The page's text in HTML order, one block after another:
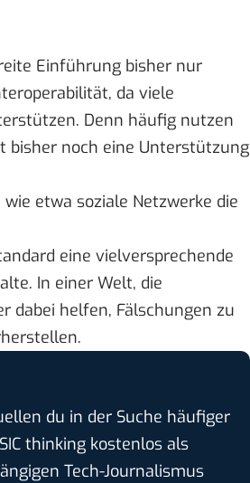
Einführung bisher nur
da viele
Denn häufig nutzen
bisher noch eine Unterstützung
etwa soziale Netzwerke die
eine vielversprechende
In einer Welt, die
dabei helfen, Fälschungen zu
du in der Suche häufiger
thinking kostenlos als
Tech-Journalismus